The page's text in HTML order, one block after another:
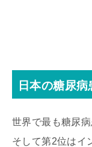
日本の糖尿
世界で最も糖尿
そして第2位はイ